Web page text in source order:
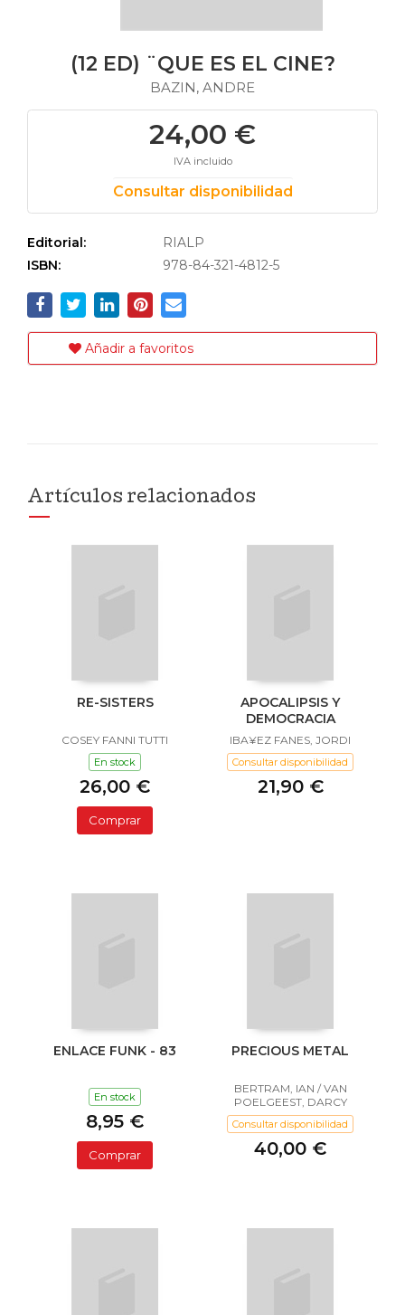
(12 ED) ¨QUE ES EL CINE?
BAZIN, ANDRE
24,00 €
IVA incluido
Consultar disponibilidad
Editorial:
RIALP
ISBN:
978-84-321-4812-5
Añadir a favoritos
Artículos relacionados
RE-SISTERS
COSEY FANNI TUTTI
En stock
26,00 €
Comprar
APOCALIPSIS Y
DEMOCRACIA
IBA¥EZ FANES, JORDI
Consultar disponibilidad
21,90 €
ENLACE FUNK - 83
En stock
8,95 €
Comprar
PRECIOUS METAL
BERTRAM, IAN / VAN
POELGEEST, DARCY
Consultar disponibilidad
40,00 €